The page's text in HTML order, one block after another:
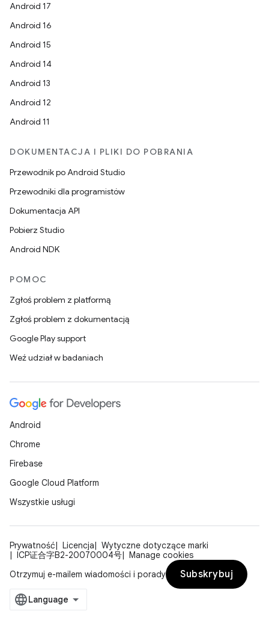
Android 17
Android 16
Android 15
Android 14
Android 13
Android 12
Android 11
DOKUMENTACJA I PLIKI DO POBRANIA
Przewodnik po Android Studio
Przewodniki dla programistów
Dokumentacja API
Pobierz Studio
Android NDK
POMOC
Zgłoś problem z platformą
Zgłoś problem z dokumentacją
Google Play support
Weź udział w badaniach
Android
Chrome
Firebase
Google Cloud Platform
Wszystkie usługi
Prywatność Licencja
Wytyczne dotyczące marki
ICP证合字B2-20070004号
Manage cookies
Otrzymuj e-mailem wiadomości i porady
Subskrybuj